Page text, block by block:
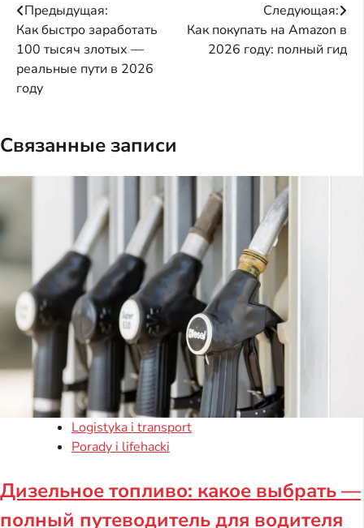
Навигация
по
записям
Предыдущая:
Как быстро заработать
100 тысяч злотых —
реальные пути в 2026
году
Следующая:
Как покупать на Amazon в
2026 году: полный гид
Связанные записи
Logistyka i transport
Porady i lifehacki
Дизельное топливо: какое выбрать —
полный путеводитель для водителя